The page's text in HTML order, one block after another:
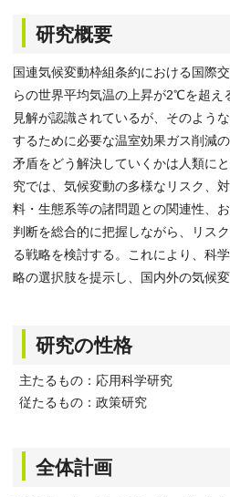
研究概要
国連気候変動枠組条約における国際
らの世界平均気温の上昇が2℃を超え
見解が認識されているが、そのよう
するために必要な温室効果ガス削減
矛盾をどう解決していくかは人類に
究では、気候変動の多様なリスク、
料・生態系等の諸問題との関連性、
判断を総合的に把握しながら、リス
る戦略を検討する。これにより、科
略の選択肢を提示し、国内外の気候
研究の性格
主たるもの：応用科学研究
従たるもの：政策研究
全体計画